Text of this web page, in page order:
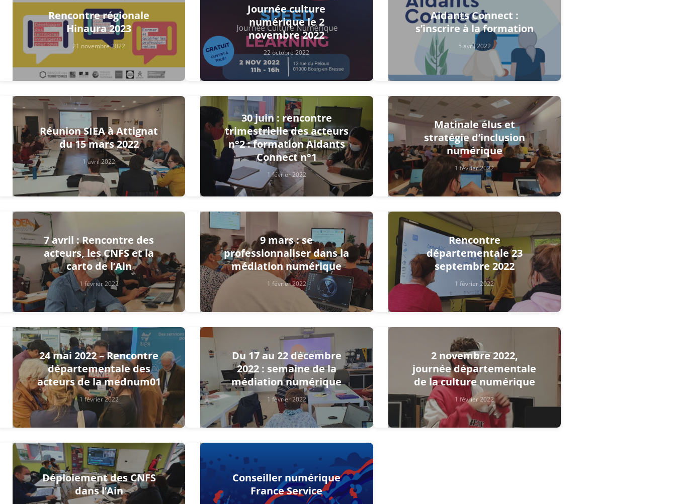
Rencontre régionale
Hinaura 2023
21 novembre 2022
Journée culture
numérique le 2
novembre 2022
22 octobre 2022
Aidants Connect :
s’inscrire à la formation
5 avril 2022
Réunion SIEA à Attignat
du 15 mars 2022
1 avril 2022
30 juin : rencontre
trimestrielle des acteurs
n°2 : formation Aidants
Connect n°1
1 février 2022
Matinale élus et
stratégie d’inclusion
numérique
1 février 2022
7 avril : Rencontre des
acteurs, les CNFS et la
carto de l’Ain
1 février 2022
9 mars : se
professionnaliser dans la
médiation numérique
1 février 2022
Rencontre
départementale 23
septembre 2022
1 février 2022
24 mai 2022 – Rencontre
départementale des
acteurs de la mednum01
1 février 2022
Du 17 au 22 décembre
2022 : semaine de la
médiation numérique
1 février 2022
2 novembre 2022,
journée départementale
de la culture numérique
1 février 2022
Déploiement des CNFS
dans l’Ain
Conseiller numérique
France Service